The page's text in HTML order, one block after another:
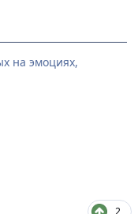
на эмоциях,
2